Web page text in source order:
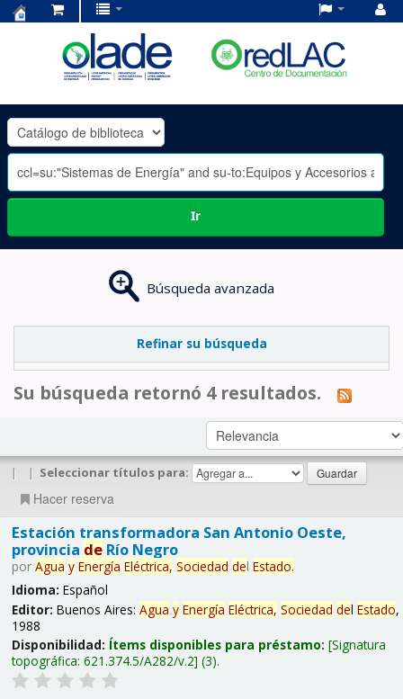
OLADE
-
Ir
Búsqueda avanzada
Refinar su búsqueda
Su búsqueda retornó 4 resultados.
| | Seleccionar títulos para:
Hacer reserva
Estación transformadora San Antonio Oeste,
provincia deRío Negro
por Agua y Energía Eléctrica, Sociedad del Estado.
Idioma: Español
Editor: Buenos Aires: Agua y Energía Eléctrica, Sociedad del Estado,
1988
Disponibilidad: Ítems disponibles para préstamo: Signatura
topográfica: 621.374.5/A282/v.2 (3).